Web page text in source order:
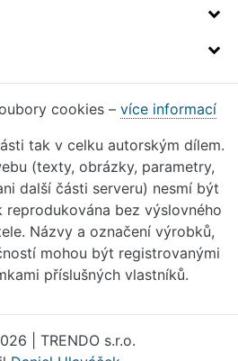
cookies – více informací
tak v celku autorským dílem.
(texty, obrázky, parametry,
další části serveru) nesmí být
reprodukována bez výslovného
Názvy a označení výrobků,
mohou být registrovanými
příslušných vlastníků.
| TRENDO s.r.o.